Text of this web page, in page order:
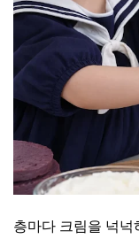
층마다 크림을 넉